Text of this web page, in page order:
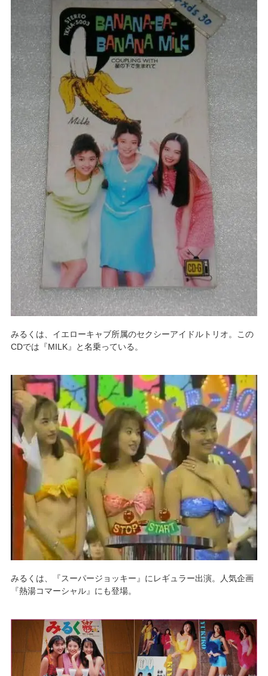
みるくは、イエローキャブ所属のセクシーアイドルトリオ。この
CDでは『MILK』と名乗っている。
みるくは、『スーパージョッキー』にレギュラー出演。人気企画
『熱湯コマーシャル』にも登場。